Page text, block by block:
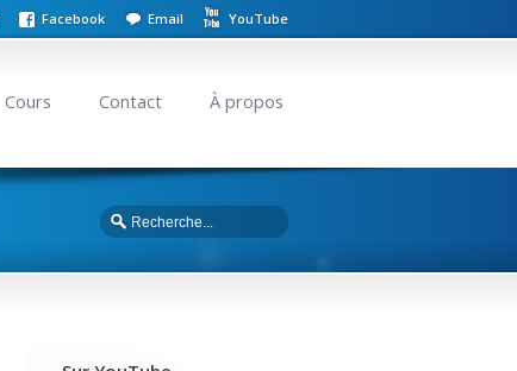
Facebook Email YouTube
Cours Contact À propos